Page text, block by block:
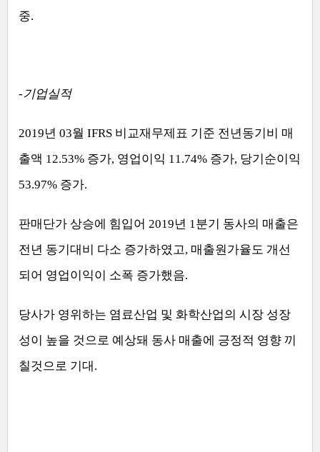
중.
-기업실적
2019년 03월 IFRS 비교재무제표 기준 전년동기비 매
출액 12.53% 증가, 영업이익 11.74% 증가, 당기순이익
53.97% 증가.
판매단가 상승에 힘입어 2019년 1분기 동사의 매출은
전년 동기대비 다소 증가하였고, 매출원가율도 개선
되어 영업이익이 소폭 증가했음.
당사가 영위하는 염료산업 및 화학산업의 시장 성장
성이 높을 것으로 예상돼 동사 매출에 긍정적 영향 끼
칠것으로 기대.